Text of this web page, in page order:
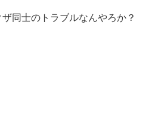
同士のトラブルなんやろか？